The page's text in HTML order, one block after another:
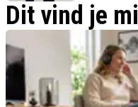
Dit vind je